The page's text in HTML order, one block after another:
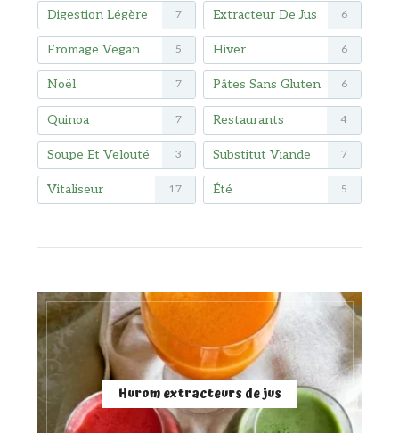
Digestion Légère 7 Extracteur De Jus 6
Fromage Vegan 5 Hiver 6
Noël 7 Pâtes Sans Gluten 6
Quinoa 7 Restaurants 4
Soupe Et Velouté 3 Substitut Viande 7
Vitaliseur 17 Été 5
Hurom extracteurs de jus